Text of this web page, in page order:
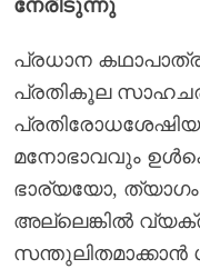
നേരിടുന്നു
പ്രധാന
പ്രതികൂല
മനോഭാവവും
ഭാര്യയോ,
അല്ലെങ്കിൽ
സന്തുലിതമാക്കാൻ